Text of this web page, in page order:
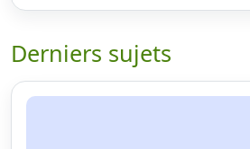
Derniers sujets